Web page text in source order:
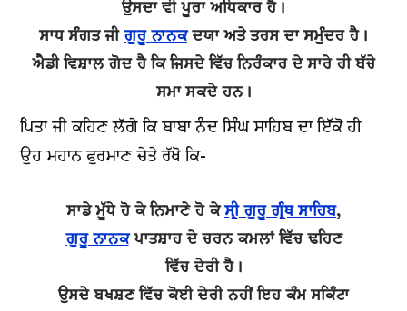
ਉਸਦਾ ਵੀ ਪੂਰਾ ਅਧਿਕਾਰ ਹੈ।
ਸਾਧ ਸੰਗਤ ਜੀ ਗੁਰੂ ਨਾਨਕਦਯਾ ਅਤੇ ਤਰਸ ਦਾ ਸਮੁੰਦਰ ਹੈ।
ਐਡੀ ਵਿਸ਼ਾਲ ਗੋਦ ਹੈ ਕਿ ਜਿਸਦੇ ਵਿੱਚ ਨਿਰੰਕਾਰ ਦੇ ਸਾਰੇ ਹੀ ਬੱਚੇ
ਸਮਾ ਸਕਦੇ ਹਨ।
ਪਿਤਾ ਜੀ ਕਹਿਣ ਲੱਗੇ ਕਿ ਬਾਬਾ ਨੰਦ ਸਿੰਘ ਸਾਹਿਬ ਦਾ ਇੱਕੋ ਹੀ
ਉਹ ਮਹਾਨ ਫੁਰਮਾਣ ਚੇਤੇ ਰੱਖੋ ਕਿ-
ਸਾਡੇ ਮੂੱਧੇ ਹੋ ਕੇ ਨਿਮਾਣੇ ਹੋ ਕੇਸ੍ਰੀ ਗੁਰੂ ਗ੍ਰੰਥ ਸਾਹਿਬ,
ਗੁਰੂ ਨਾਨਕਪਾਤਸ਼ਾਹ ਦੇ ਚਰਨ ਕਮਲਾਂ ਵਿੱਚ ਢਹਿਣ
ਵਿੱਚ ਦੇਰੀ ਹੈ।
ਉਸਦੇ ਬਖਸ਼ਣ ਵਿੱਚ ਕੋਈ ਦੇਰੀ ਨਹੀਂ ਇਹ ਕੰਮ ਸਕਿੰਟਾ